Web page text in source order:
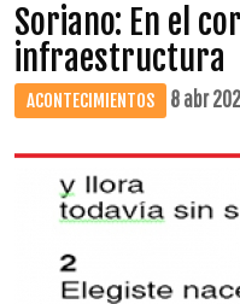
Soriano: En el
infraestructura
ACONTECIMIENTOS 8 abr